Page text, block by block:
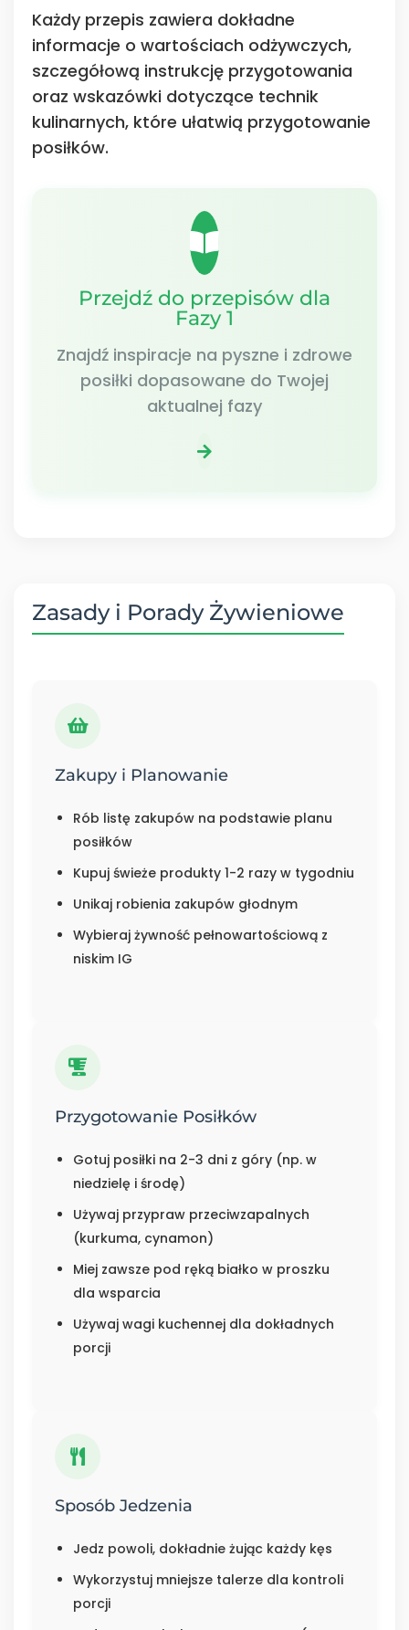
Każdy przepis zawiera dokładne
informacje o wartościach odżywczych,
szczegółową instrukcję przygotowania
oraz wskazówki dotyczące technik
kulinarnych, które ułatwią przygotowanie
posiłków.
Przejdź do przepisów dla
Fazy 1
Znajdź inspiracje na pyszne i zdrowe
posiłki dopasowane do Twojej
aktualnej fazy
Zasady i Porady Żywieniowe
Zakupy i Planowanie
Rób listę zakupów na podstawie planu
posiłków
Kupuj świeże produkty 1-2 razy w tygodniu
Unikaj robienia zakupów głodnym
Wybieraj żywność pełnowartościową z
niskim IG
Przygotowanie Posiłków
Gotuj posiłki na 2-3 dni z góry (np. w
niedzielę i środę)
Używaj przypraw przeciwzapalnych
(kurkuma, cynamon)
Miej zawsze pod ręką białko w proszku
dla wsparcia
Używaj wagi kuchennej dla dokładnych
porcji
Sposób Jedzenia
Jedz powoli, dokładnie żując każdy kęs
Wykorzystuj mniejsze talerze dla kontroli
porcji